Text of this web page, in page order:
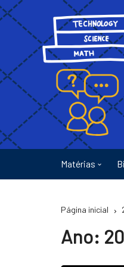
Ir
para
conteúdo
Matérias
Energia
Página inicial
Ano: